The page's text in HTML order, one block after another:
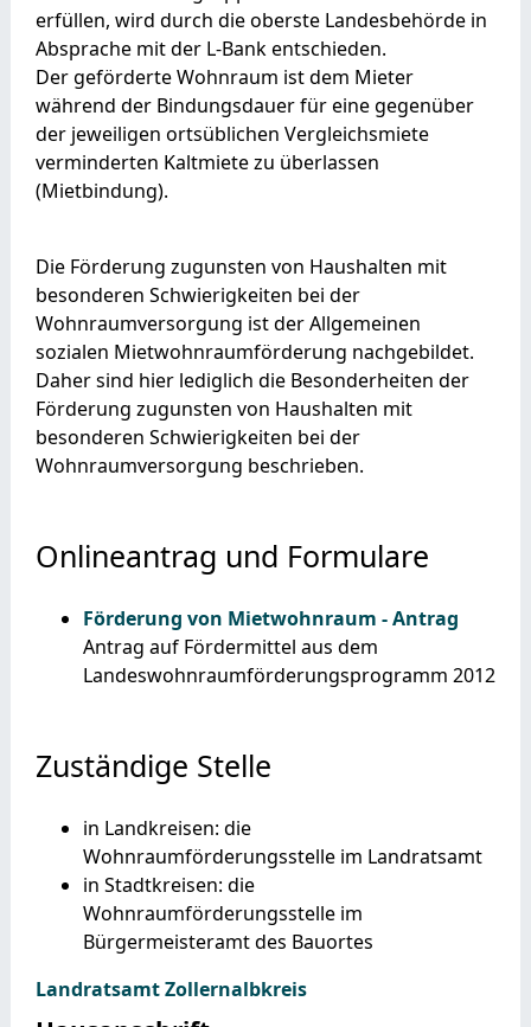
erfüllen, wird durch die oberste Landesbehörde in
Absprache mit der L-Bank entschieden.
Der geförderte Wohnraum ist dem Mieter
während der Bindungsdauer für eine gegenüber
der jeweiligen ortsüblichen Vergleichsmiete
verminderten Kaltmiete zu überlassen
(Mietbindung).
Die Förderung zugunsten von Haushalten mit
besonderen Schwierigkeiten bei der
Wohnraumversorgung ist der Allgemeinen
sozialen Mietwohnraumförderung nachgebildet.
Daher sind hier lediglich die Besonderheiten der
Förderung zugunsten von Haushalten mit
besonderen Schwierigkeiten bei der
Wohnraumversorgung beschrieben.
Onlineantrag und Formulare
Förderung von Mietwohnraum - Antrag
Antrag auf Fördermittel aus dem
Landeswohnraumförderungsprogramm 2012
Zuständige Stelle
in Landkreisen: die
Wohnraumförderungsstelle im Landratsamt
in Stadtkreisen: die
Wohnraumförderungsstelle im
Bürgermeisteramt des Bauortes
Landratsamt Zollernalbkreis